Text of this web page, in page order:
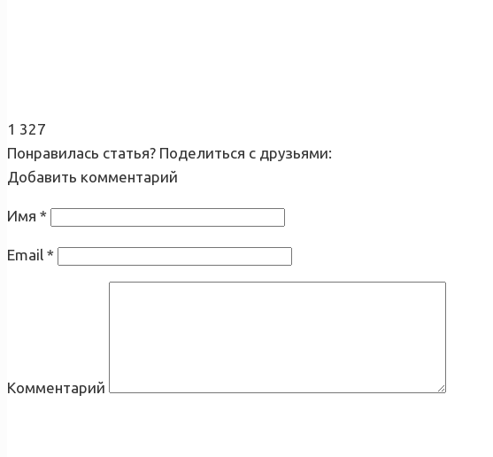
1 327
Понравилась статья? Поделиться с друзьями:
Добавить комментарий
Имя *
Email *
Комментарий